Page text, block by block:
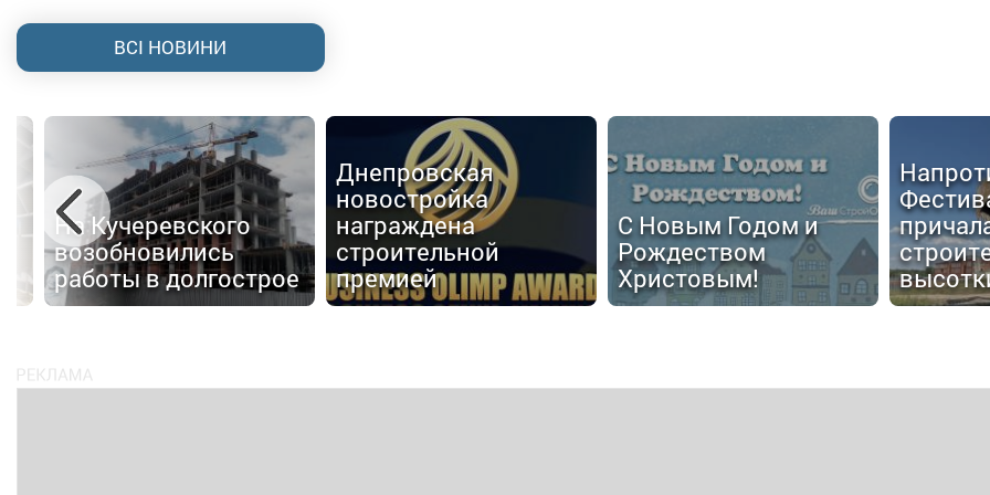
ВСІ НОВИНИ
На Кучеревского
возобновились
работы в долгострое
Днепровская
новостройка
награждена
строительной
премией
С Новым Годом и
Рождеством
Христовым!